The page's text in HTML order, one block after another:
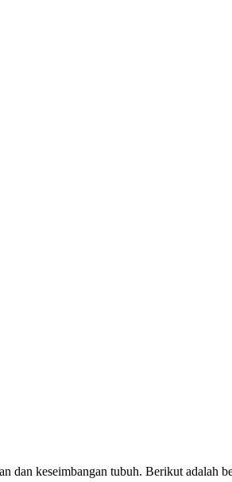
dan keseimbangan tubuh. Berikut adalah